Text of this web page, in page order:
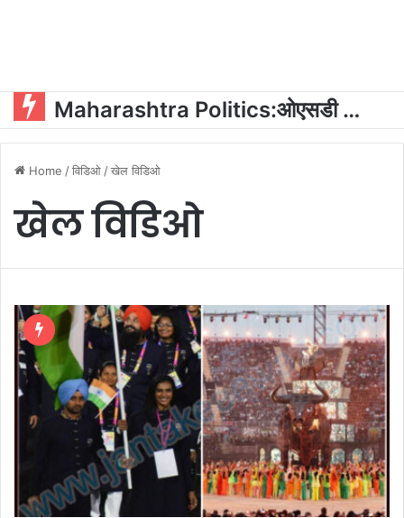
Maharashtra Politics:ओएसडी और पीए की नियुक्ति को लेकर महायुति में घमासान?
Home /विडिओ/खेल विडिओ
खेल विडिओ